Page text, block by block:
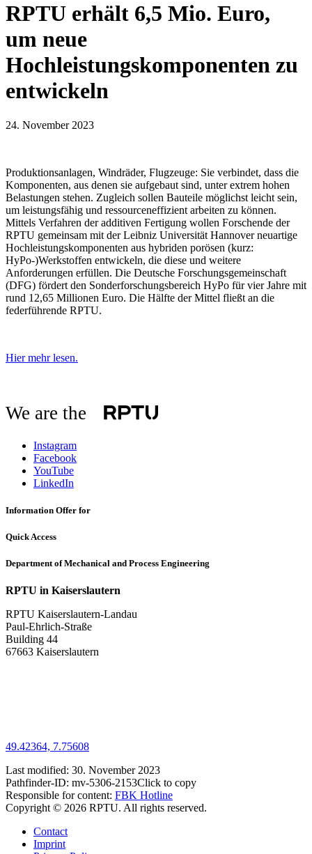
RPTU erhält 6,5 Mio. Euro,
um neue
Hochleistungskomponenten zu
entwickeln
24. November 2023
Produktionsanlagen, Windräder, Flugzeuge: Sie verbindet, dass die
Komponenten, aus denen sie aufgebaut sind, unter extrem hohen
Belastungen stehen. Zugleich sollen Bauteile möglichst leicht sein,
um leistungsfähig und ressourceneffizient arbeiten zu können.
Mittels Verfahren der additiven Fertigung wollen Forschende der
RPTU gemeinsam mit der Leibniz Universität Hannover neuartige
Hochleistungskomponenten aus hybriden porösen (kurz:
HyPo-)Werkstoffen entwickeln, die diese und weitere
Anforderungen erfüllen. Die Deutsche Forschungsgemeinschaft
(DFG) fördert den Sonderforschungsbereich HyPo für vier Jahre mit
rund 12,65 Millionen Euro. Die Hälfte der Mittel fließt an die
federführende RPTU.
Hier mehr lesen.
We are the
Instagram
Facebook
YouTube
LinkedIn
Information Offer for
Quick Access
Department of Mechanical and Process Engineering
RPTU in Kaiserslautern
RPTU Kaiserslautern-Landau
Paul-Ehrlich-Straße
Building 44
67663 Kaiserslautern
49.42364, 7.75608
Last modified: 30. November 2023
Pathfinder-ID: mv-5306-2153Click to copy
Responsible for content: FBK Hotline
Copyright © 2026 RPTU. All rights reserved.
Contact
Imprint